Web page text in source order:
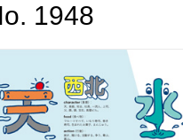
1948